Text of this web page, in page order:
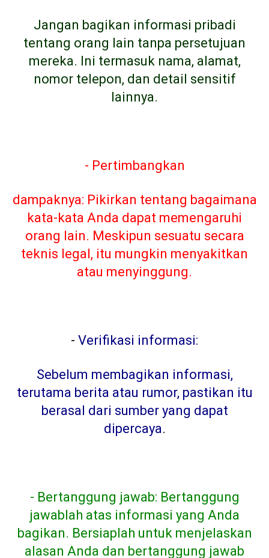
Jangan bagikan informasi pribadi
tentang orang lain tanpa persetujuan
mereka. Ini termasuk nama, alamat,
nomor telepon, dan detail sensitif
lainnya.
- Pertimbangkan
dampaknya: Pikirkan tentang bagaimana
kata-kata Anda dapat memengaruhi
orang lain. Meskipun sesuatu secara
teknis legal, itu mungkin menyakitkan
atau menyinggung.
- Verifikasi informasi:
Sebelum membagikan informasi,
terutama berita atau rumor, pastikan itu
berasal dari sumber yang dapat
dipercaya.
- Bertanggung jawab: Bertanggung
jawablah atas informasi yang Anda
bagikan. Bersiaplah untuk menjelaskan
alasan Anda dan bertanggung jawab